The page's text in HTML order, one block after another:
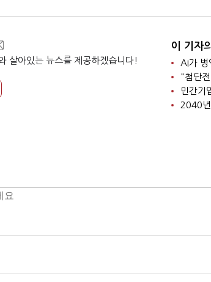
살아있는 뉴스를 제공하겠습니다!
이 기자
AI가 병
민간기